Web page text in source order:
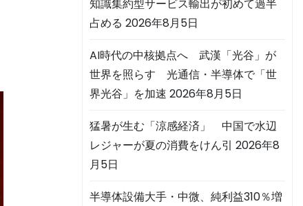
知識集約型サービス輸出が初めて過半
占める 2026年8月5日
AI時代の中核拠点へ 武漢「光谷」が
世界を照らす 光通信・半導体で「世
界光谷」を加速 2026年8月5日
猛暑が生む「涼感経済」 中国で水辺
レジャーが夏の消費をけん引 2026年8
月5日
半導体設備大手・中微、純利益310％増